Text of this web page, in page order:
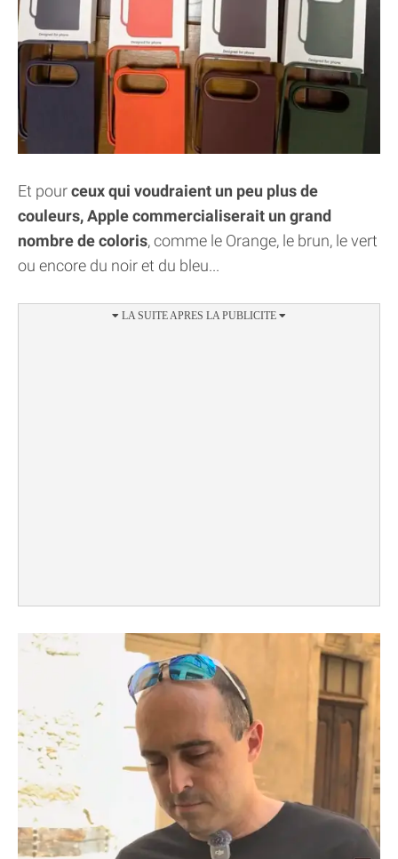
Et pourceux qui voudraient un peu plus de
couleurs, Apple commercialiserait un grand
nombre de coloris, comme le Orange, le brun, le vert
ou encore du noir et du bleu...